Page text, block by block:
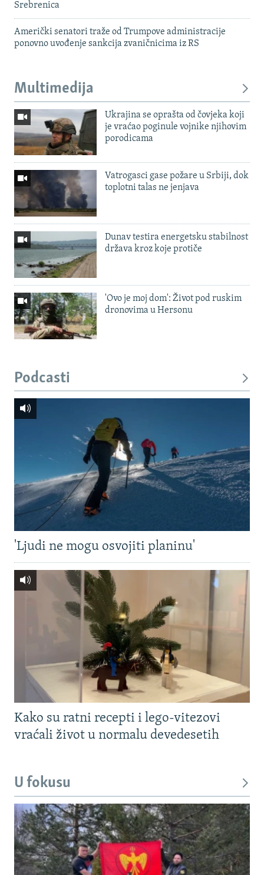
Srebrenica
Američki senatori traže od Trumpove administracije
ponovno uvođenje sankcija zvaničnicima iz RS
Multimedija
Ukrajina se oprašta od čovjeka koji
je vraćao poginule vojnike njihovim
porodicama
Vatrogasci gase požare u Srbiji, dok
toplotni talas ne jenjava
Dunav testira energetsku stabilnost
država kroz koje protiče
'Ovo je moj dom': Život pod ruskim
dronovima u Hersonu
Podcasti
'Ljudi ne mogu osvojiti planinu'
Kako su ratni recepti i lego-vitezovi
vraćali život u normalu devedesetih
U fokusu